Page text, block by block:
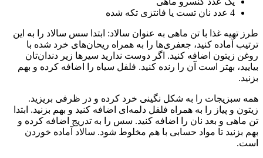
4 عدد نان تست یا فانتزی تکه شده
طرز تهیه غذا با تن ماهی به عنوان سالاد: ابتدا سس سالاد را به این
ترتیب آماده کنید، جعفری‌ها را به همراه ریحان‌های خرد شده با
روغن زیتون اضافه کنید. اگر دوست ندارید سیرها زیر دندان‌تان
بیایید، بهتر است آن را رنده کنید. فلفل سیاه را اضافه کرده و بهم
بزنید.
همه سبزیجات را به شکل نگینی خرد کرده و در ظرفی بریزید.
زیتون و پیاز را به همراه فلفل دلمه‌ای اضافه کنید و بهم بزنید. ابتدا
تن ماهی و بعد نان را اضافه کنید. سس را به تدریج اضافه کرده و
بهم بزنید تا مواد حسابی با هم مخلوط شود. سالاد آماده خوردن
است.